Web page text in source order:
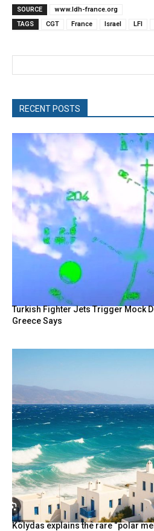
SOURCE
www.ldh-france.org
TAGS
CGT France Israel LFI
RECENT POSTS
Turkish Fighter Jets Trigger Mock
Greece Says
Kolydas explains the rare “polar